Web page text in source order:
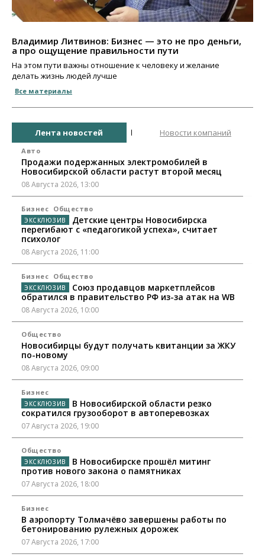
Владимир Литвинов: Бизнес — это не про деньги,
а про ощущение правильности пути
На этом пути важны отношение к человеку и желание
делать жизнь людей лучше
Все материалы
Лента новостей Новости компаний
Авто
Продажи подержанных электромобилей в
Новосибирской области растут второй месяц
08 Августа 2026, 13:00
Бизнес Общество
Детские центры Новосибирска
перегибают с «педагогикой успеха», считает
психолог
08 Августа 2026, 11:00
Бизнес Общество
Союз продавцов маркетплейсов
обратился в правительство РФ из-за атак на WB
08 Августа 2026, 10:00
Общество
Новосибирцы будут получать квитанции за ЖКУ
по-новому
08 Августа 2026, 09:00
Бизнес
В Новосибирской области резко
сократился грузооборот в автоперевозках
07 Августа 2026, 19:00
Общество
В Новосибирске прошёл митинг
против нового закона о памятниках
07 Августа 2026, 18:00
Бизнес
В аэропорту Толмачёво завершены работы по
бетонированию рулежных дорожек
07 Августа 2026, 17:00